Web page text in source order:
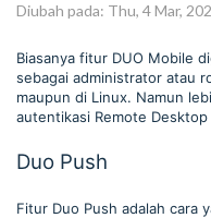
Diubah pada: Thu, 4 Mar,
Biasanya fitur DUO Mobile
sebagai administrator atau
maupun di Linux. Namun
autentikasi Remote Desktop
Duo Push
Fitur Duo Push adalah cara